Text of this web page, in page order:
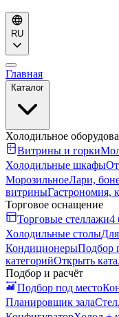
RU
Главная
Каталог
Холодильное
Витрины и горки
Холодильные шкафы
МорозильноеЛари,
витриныГастрономия,
Торговое оснащение
Торговые стеллажи4
Холодильные столы
КондиционерыПодбор
категорийОткрыть
Подбор и расчёт
Подбор под место
Планировщик зала